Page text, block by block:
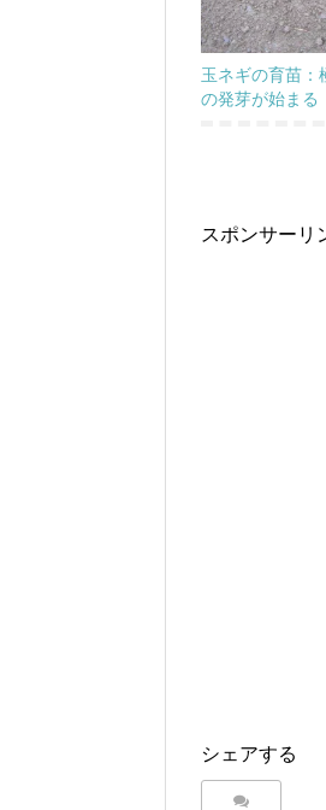
玉ネギの育苗：
の発芽が始まる
スポンサーリ
シェアする